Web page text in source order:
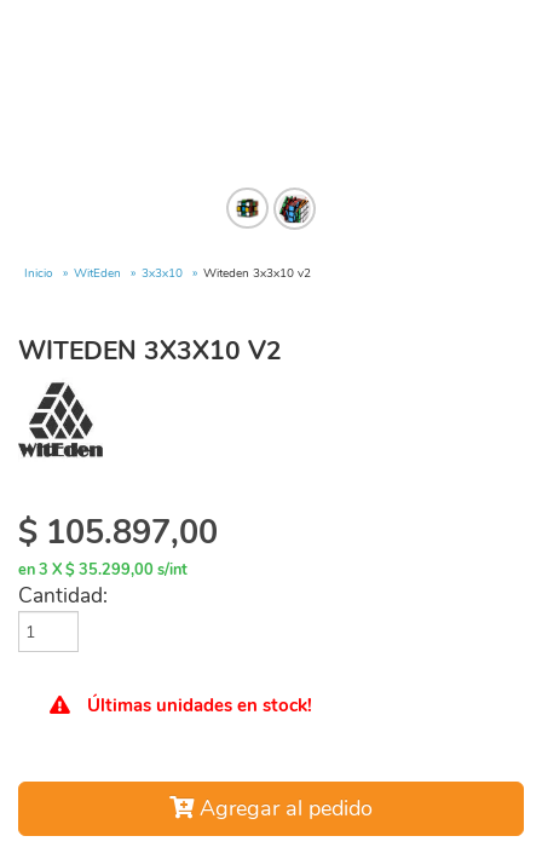
Inicio WitEden 3x3x10 Witeden 3x3x10 v2
WITEDEN 3X3X10 V2
$ 105.897,00
en 3 X $ 35.299,00 s/int
Cantidad:
Últimas unidades en stock!
Agregar al pedido